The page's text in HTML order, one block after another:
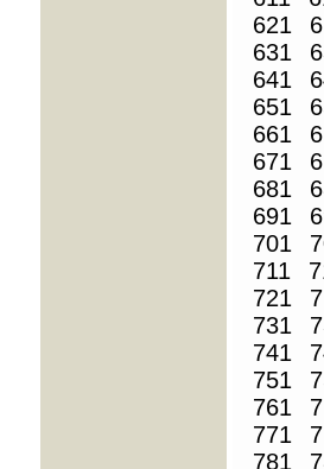
621
631
641
651
661
671
681
691
701
711
721
731
741
751
761
771
781